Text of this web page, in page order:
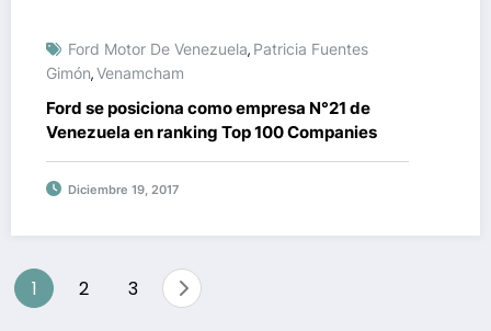
Ford Motor De Venezuela, Patricia Fuentes
Gimón,Venamcham
Ford se posiciona como empresa N°21 de
Venezuela en ranking Top 100 Companies
Diciembre 19, 2017
Paginación
1 2 3